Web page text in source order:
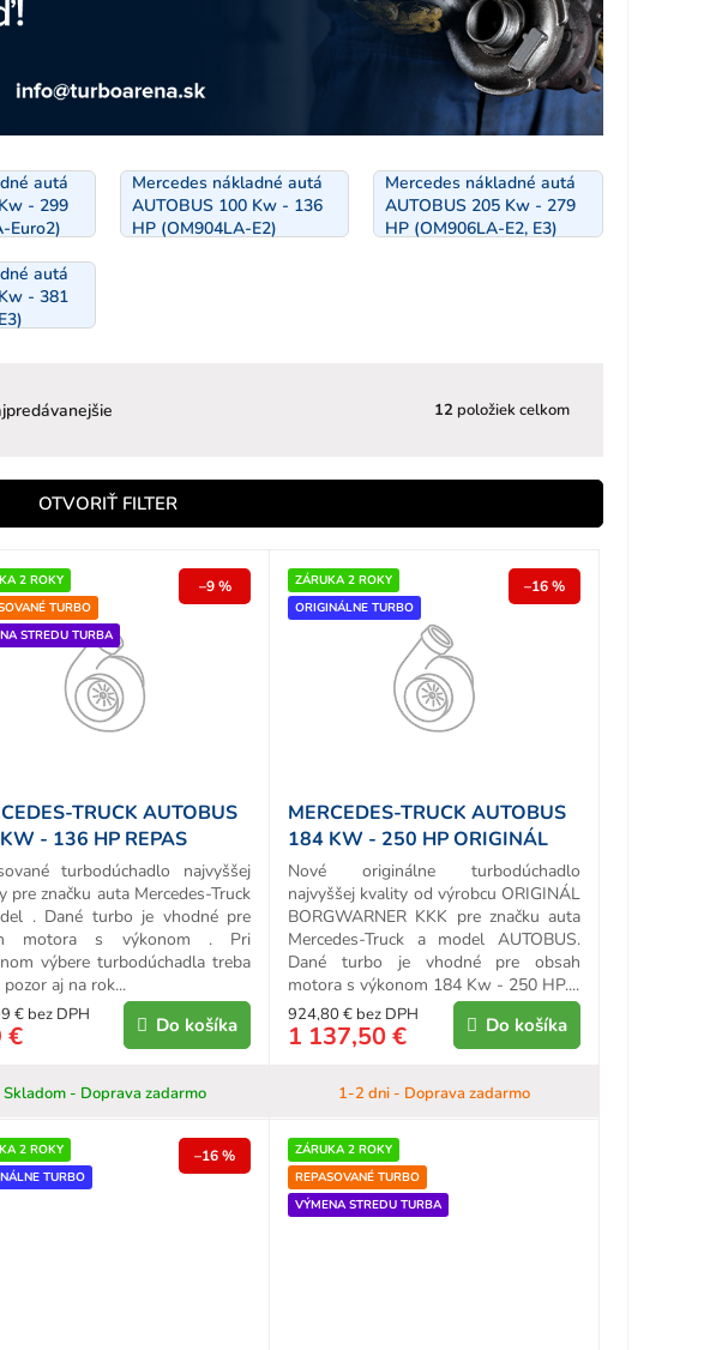
autá
- 299
Euro2)
Mercedes nákladné autá
AUTOBUS 100 Kw - 136
HP (OM904LA-E2)
Mercedes nákladné autá
AUTOBUS 205 Kw - 279
HP (OM906LA-E2, E3)
autá
- 381
12 položiek celkom
OTVORIŤ FILTER
2 ROKY
TURBO
STREDU TURBA
–9 %
TRUCK AUTOBUS
- 136 HP REPAS
Skladom - Doprava zadarmo
€ bez DPH
€ Do košíka
turbodúchadlo najvyššej
pre značku auta Mercedes-Truck
. Dané turbo je vhodné pre
motora s výkonom . Pri
výbere turbodúchadla treba
aj na rok...
ZÁRUKA 2 ROKY
ORIGINÁLNE TURBO
–16 %
MERCEDES-TRUCK AUTOBUS
184 KW - 250 HP ORIGINÁL
TURBO
1-2 dni - Doprava zadarmo
924,80 € bez DPH
1 137,50 € Do košíka
Nové originálne turbodúchadlo
najvyššej kvality od výrobcu ORIGINÁL
BORGWARNER KKK pre značku auta
Mercedes-Truck a model AUTOBUS.
Dané turbo je vhodné pre obsah
motora s výkonom 184 Kw - 250 HP....
2 ROKY
TURBO
–16 %
ZÁRUKA 2 ROKY
REPASOVANÉ TURBO
VÝMENA STREDU TURBA